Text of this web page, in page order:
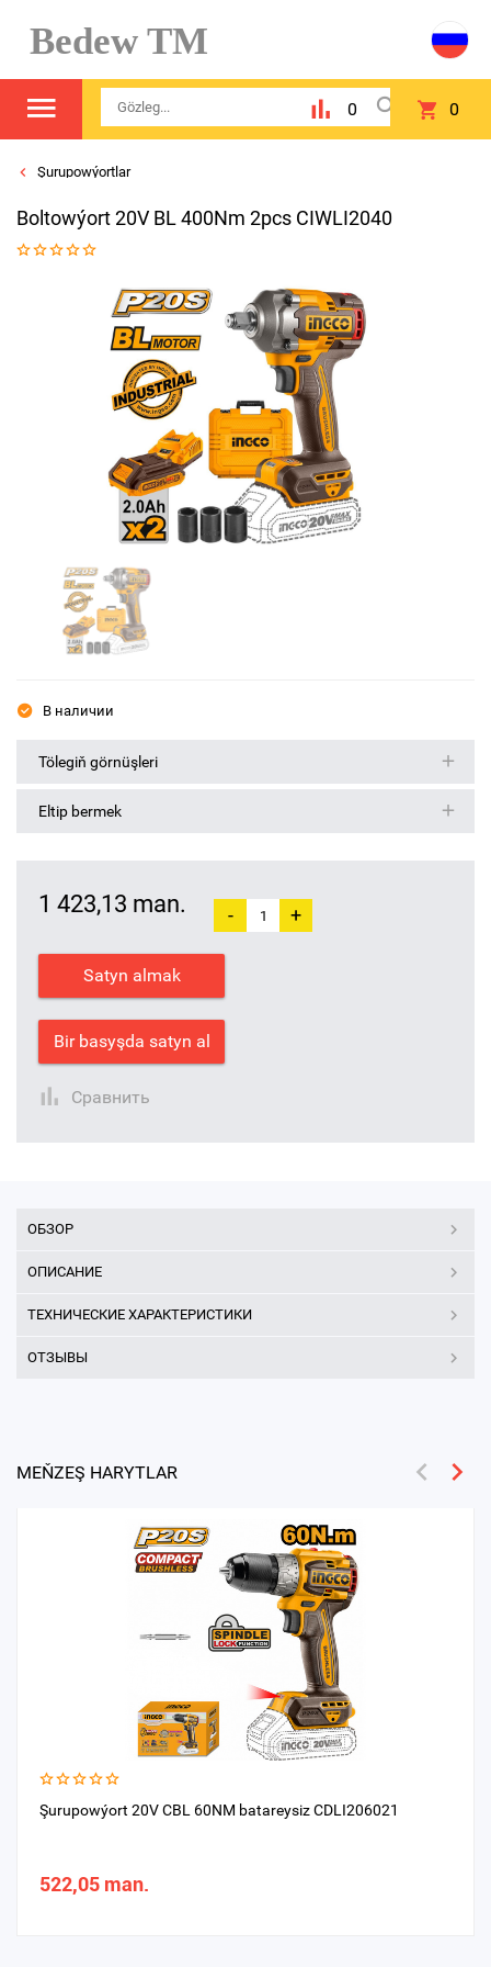
Bedew TM
0 0
Şurupowýortlar
Boltowýort 20V BL 400Nm 2pcs CIWLI2040
В наличии
Tölegiň görnüşleri
Eltip bermek
1 423,13 man. - +
Satyn almak
Bir basyşda satyn al
Сравнить
ОБЗОР
ОПИСАНИЕ
ТЕХНИЧЕСКИЕ ХАРАКТЕРИСТИКИ
ОТЗЫВЫ
MEŇZEŞ HARYTLAR
Şurupowýort 20V CBL 60NM batareysiz CDLI206021
522,05 man.